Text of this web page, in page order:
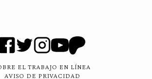
EL TRABAJO EN LÍNEA
AVISO DE PRIVACIDAD